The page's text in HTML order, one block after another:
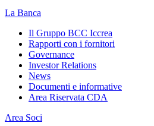
La Banca
Il Gruppo BCC Iccrea
Rapporti con i fornitori
Governance
Investor Relations
News
Documenti e informative
Area Riservata CDA
Area Soci